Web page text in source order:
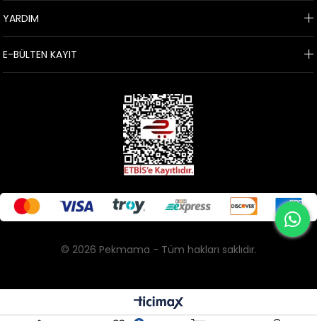
YARDIM
E-BÜLTEN KAYIT
© 2026 Pekmama - Tüm hakları saklıdır.